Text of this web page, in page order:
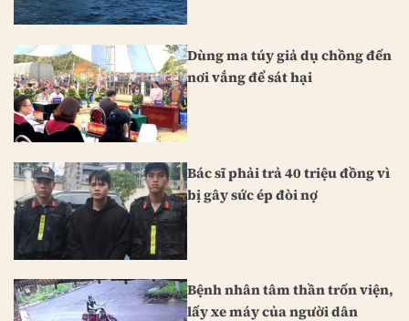
Dùng ma túy giả dụ chồng đến
nơi vắng để sát hại
Bác sĩ phải trả 40 triệu đồng vì
bị gây sức ép đòi nợ
Bệnh nhân tâm thần trốn viện,
lấy xe máy của người dân